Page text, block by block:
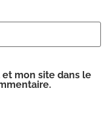
mon site dans le